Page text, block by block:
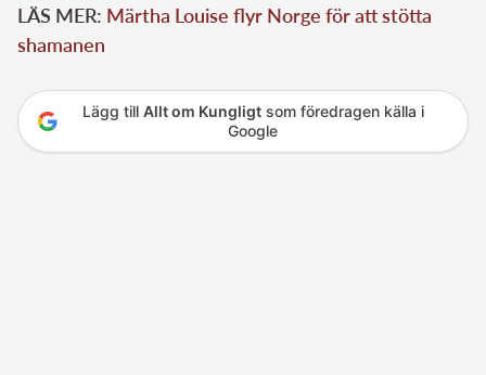
LÄS MER: Märtha Louise flyr Norge för att stötta
shamanen
Lägg till Allt om Kungligtsom föredragen källa i
Google